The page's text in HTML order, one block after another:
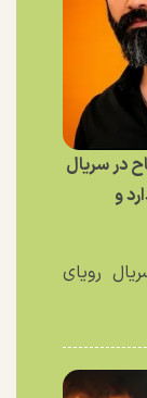
در سریال
و
رویای